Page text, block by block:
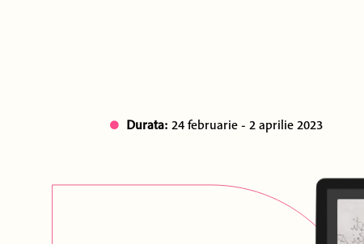
Durata: 24 februarie - 2 aprilie 2023